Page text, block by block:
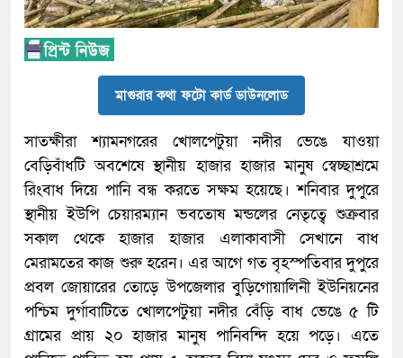
মাগুরার কথা ফটো কার্ড ডাউনলোড
সাতক্ষীরা শ্যামনগরের খোলপেটুয়া নদীর ভেঙে যাওয়া
বেড়িবাঁধটি অবশেষে স্থানীয় হাজার হাজার মানুষ স্বেচ্ছাশ্রমে
রিংবাধ দিয়ে পানি বন্ধ করতে সক্ষম হয়েছে। শনিবার দুপুরে
স্থানীয় ইউপি চেয়ারম্যান ভবতোষ মন্ডলের নেতৃত্বে শুক্রবার
সকাল থেকে হাজার হাজার এলাকাবাসী সেখানে বাধ
মেরামতের কাজ শুরু হরেন। এর আগে গত বৃহস্পতিবার দুপুরে
প্রবল জোয়ারের তোড়ে উপজেলার বুড়িগোয়ালিনী ইউনিয়নের
পশ্চিম দুর্গাবাটিতে খোলপেটুয়া নদীর বেঁড়ি বাধ ভেঙে ৫ টি
গ্রামের প্রায় ২০ হাজার মানুষ পানিবন্দি হয়ে পড়ে। এতে